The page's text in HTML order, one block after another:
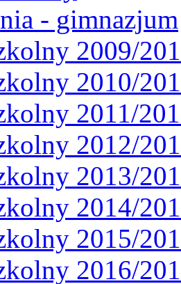
- gimnazjum
2009/
2010/
2011/
2012/
2013/
2014/
2015/
2016/